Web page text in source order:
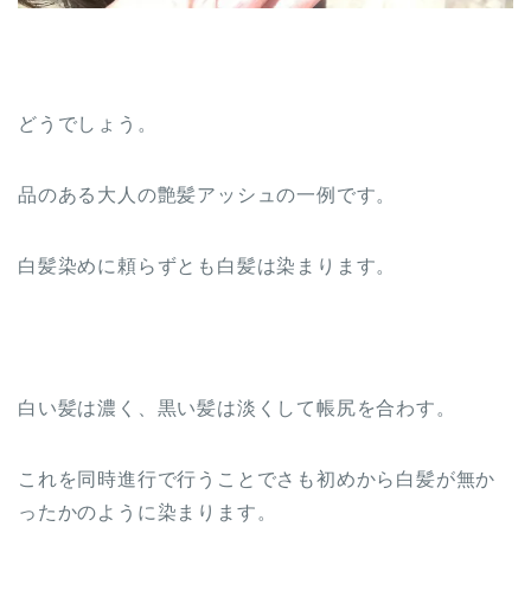
どうでしょう。
品のある大人の艶髪アッシュの一例です。
白髪染めに頼らずとも白髪は染まります。
白い髪は濃く、黒い髪は淡くして帳尻を合わす。
これを同時進行で行うことでさも初めから白髪が無か
ったかのように染まります。